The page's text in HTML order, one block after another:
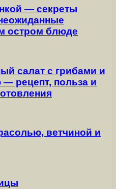
— секреты
остром блюде
салат с грибами и
рецепт, польза и
ветчиной и